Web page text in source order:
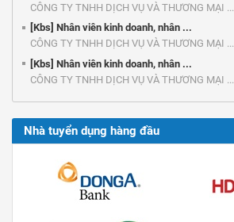
CÔNG TY TNHH DỊCH VỤ VÀ THƯƠNG MẠI ...
[Kbs] Nhân viên kinh doanh, nhân ...
CÔNG TY TNHH DỊCH VỤ VÀ THƯƠNG MẠI ...
[Kbs] Nhân viên kinh doanh, nhân ...
CÔNG TY TNHH DỊCH VỤ VÀ THƯƠNG MẠI ...
Nhà tuyển dụng hàng đầu